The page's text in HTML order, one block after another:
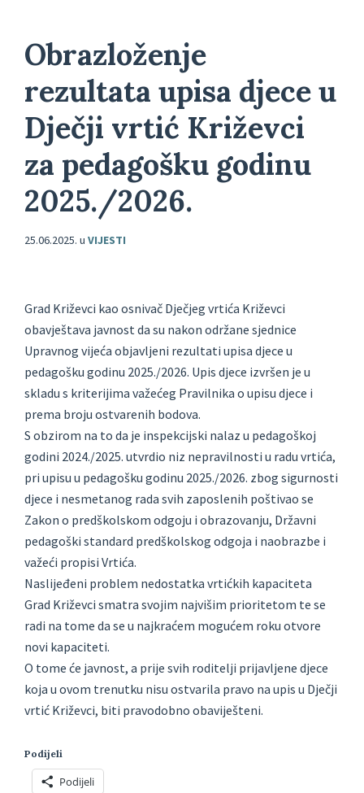
Obrazloženje
rezultata upisa djece u
Dječji vrtić Križevci
za pedagošku godinu
2025./2026.
25.06.2025. u VIJESTI
Grad Križevci kao osnivač Dječjeg vrtića Križevci
obavještava javnost da su nakon održane sjednice
Upravnog vijeća objavljeni rezultati upisa djece u
pedagošku godinu 2025./2026. Upis djece izvršen je u
skladu s kriterijima važećeg Pravilnika o upisu djece i
prema broju ostvarenih bodova.
S obzirom na to da je inspekcijski nalaz u pedagoškoj
godini 2024./2025. utvrdio niz nepravilnosti u radu vrtića,
pri upisu u pedagošku godinu 2025./2026. zbog sigurnosti
djece i nesmetanog rada svih zaposlenih poštivao se
Zakon o predškolskom odgoju i obrazovanju, Državni
pedagoški standard predškolskog odgoja i naobrazbe i
važeći propisi Vrtića.
Naslijeđeni problem nedostatka vrtićkih kapaciteta
Grad Križevci smatra svojim najvišim prioritetom te se
radi na tome da se u najkraćem mogućem roku otvore
novi kapaciteti.
O tome će javnost, a prije svih roditelji prijavljene djece
koja u ovom trenutku nisu ostvarila pravo na upis u Dječji
vrtić Križevci, biti pravodobno obaviješteni.
Podijeli
Podijeli